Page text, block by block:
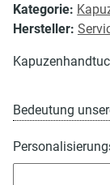
Kategorie:
Hersteller:
Bedeutung